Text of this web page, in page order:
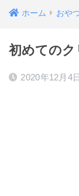
ホーム おや
初めての
2020年12月4日